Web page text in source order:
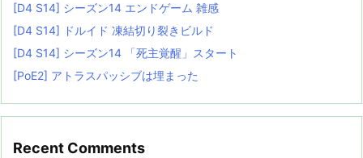
[D4 S14] シーズン14 エンドゲーム 雑感
[D4 S14] ドルイド 凍結切り裂きビルド
[D4 S14] シーズン14 「死主覚醒」スタート
[PoE2] アトラスパッシブは埋まった
Recent Comments